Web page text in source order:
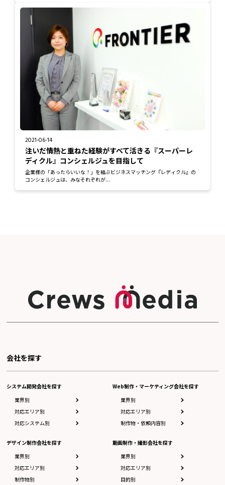
2021-06-14
注いだ情熱と重ねた経験がすべて活きる『スーパーレ
ディクル』コンシェルジュを目指して
企業様の「あったらいいな！」を結ぶビジネスマッチング『レディクル』の
コンシェルジュは、みなそれぞれが...
会社を探す
システム開発会社を探す
業界別
対応エリア別
対応システム別
デザイン制作会社を探す
業界別
対応エリア別
制作物別
Web制作・マーケティング会社を探す
業界別
対応エリア別
制作物・依頼内容別
動画制作・撮影会社を探す
業界別
対応エリア別
目的別